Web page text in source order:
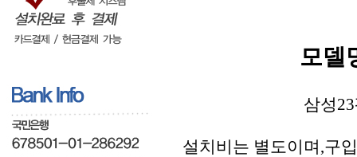
모델
삼성
설치비는 별도이며,구